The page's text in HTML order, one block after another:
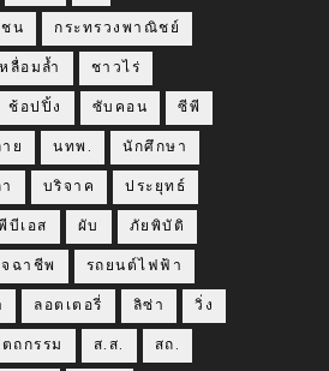
น กระทรวงพาณิชย์
ลื่อมล้ำ ชาวไร่
ช้อปปิ้ง ซับคอน ซีพี
ย นทพ. นักศึกษา
บริจาค ประยุทธ์
บีเอส ผับ ภัยพิบัติ
ฉาชีพ รถยนต์ไฟฟ้า
ลอตเตอรี่ ลิซ่า วิ่ง
ถกรรม ส.ส. สถ.